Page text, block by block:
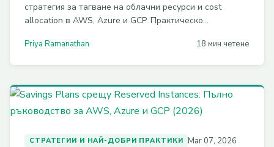
стратегия за тагване на облачни ресурси и cost
allocation в AWS, Azure и GCP. Практическо
примери за 2026.
Priya Ramanathan 18 мин четене
СТРАТЕГИИ И НАЙ-ДОБРИ ПРАКТИКИ Mar 07, 2026